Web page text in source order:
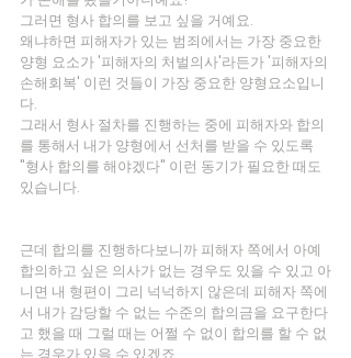
그러면 형사 합의를 보고 싶을 거예요.
왜냐하면 피해자가 있는 범죄에서는 가장 중요한
양형 요소가 '피해자의 처벌의사'라든가 '피해자의
손해회복' 이런 것들이 가장 중요한 양형요소입니
다.
그래서 형사 절차를 진행하는 중에 피해자와 합의
를 통해서 내가 양형에서 선처를 받을 수 있도록
"형사 합의를 해야겠다" 이런 동기가 필요한 때도
있습니다.
근데 합의를 진행하다보니까 피해자 쪽에서 아예
합의하고 싶은 의사가 없는 경우도 있을 수 있고 아
니면 내 형편이 그리 넉넉하지 않은데 피해자 쪽에
서 내가 감당할 수 없는 수준의 합의금을 요구한다
고 했을 때 그럴 때는 어쩔 수 없이 합의를 할 수 없